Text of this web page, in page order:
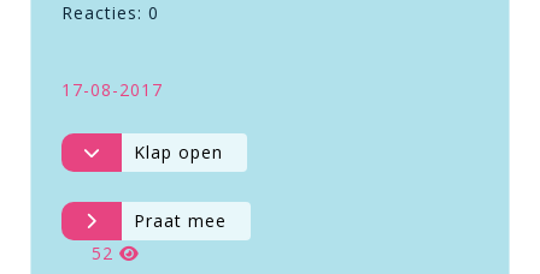
Reacties: 0
17-08-2017
Klap open
Praat mee
52